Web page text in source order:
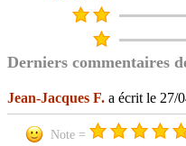
Derniers commentaires
Jean-Jacques F. a écrit le 27/
Note =